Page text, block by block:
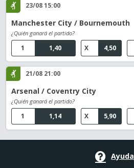
23/08 15:00
Manchester City / Bournemouth
¿Quién ganará el partido?
1,40
1 4,50
X
21/08 21:00
Arsenal / Coventry City
¿Quién ganará el partido?
1,14
1 5,90
X
Ayuda